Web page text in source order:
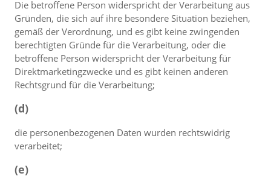
Die betroffene Person widerspricht der Verarbeitung aus
Gründen, die sich auf ihre besondere Situation beziehen,
gemäß der Verordnung, und es gibt keine zwingenden
berechtigten Gründe für die Verarbeitung, oder die
betroffene Person widerspricht der Verarbeitung für
Direktmarketingzwecke und es gibt keinen anderen
Rechtsgrund für die Verarbeitung;
(d)
die personenbezogenen Daten wurden rechtswidrig
verarbeitet;
(e)